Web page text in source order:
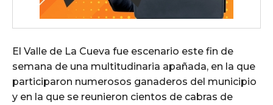
El Valle de La Cueva fue escenario este fin de
semana de una multitudinaria apañada, en la que
participaron numerosos ganaderos del municipio
y en la que se reunieron cientos de cabras de